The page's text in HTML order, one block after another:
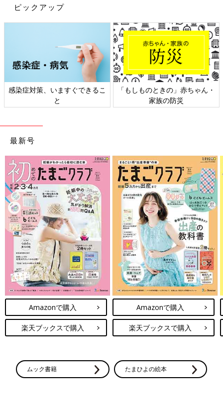
ピックアップ
感染症対策、いますぐできるこ
と
「もしものときの」赤ちゃん・
家族の防災
最新号
Amazonで購入
楽天ブックスで購入
Amazonで購入
楽天ブックスで購入
ムック書籍 たまひよの絵本